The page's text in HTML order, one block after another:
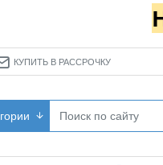
КУПИТЬ В РАССРОЧКУ